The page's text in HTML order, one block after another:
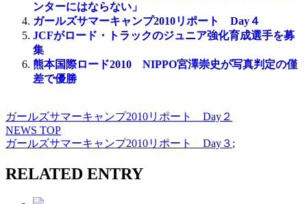
ンターにはならない」
ガールズサマーキャンプ2010リポート Day４
JCFがロード・トラックのジュニア強化育成選手を募
集
熊本国際ロード2010 NIPPO宮澤崇史が写真判定の僅
差で優勝
ガールズサマーキャンプ2010リポート Day２
NEWS TOP
ガールズサマーキャンプ2010リポート Day３ ;
RELATED ENTRY